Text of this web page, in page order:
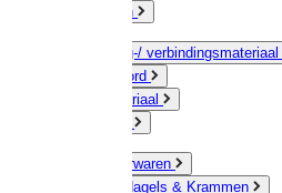
Zaklampen
Verpakking-/ verbindingsmateriaal
Touw / Koord
Afdekmateriaal
Kleine ijzerwaren
Spijkers, Nagels & Krammen